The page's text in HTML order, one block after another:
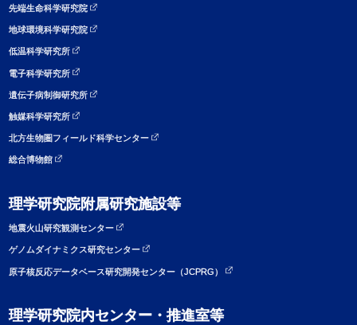
先端生命科学研究院
地球環境科学研究院
低温科学研究所
電子科学研究所
遺伝子病制御研究所
触媒科学研究所
北方生物圏フィールド科学センター
総合博物館
理学研究院附属研究施設等
地震火山研究観測センター
ゲノムダイナミクス研究センター
原子核反応データベース研究開発センター（JCPRG）
理学研究院内センター・推進室等